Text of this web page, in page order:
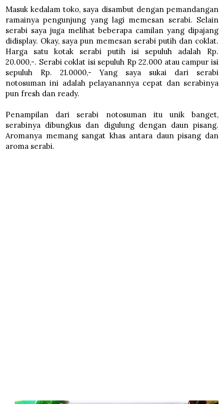
Masuk kedalam toko, saya disambut dengan pemandangan
ramainya pengunjung yang lagi memesan serabi. Selain
serabi saya juga melihat beberapa camilan yang dipajang
didisplay. Okay, saya pun memesan serabi putih dan coklat.
Harga satu kotak serabi putih isi sepuluh adalah Rp.
20.000,-. Serabi coklat isi sepuluh Rp 22.000 atau campur isi
sepuluh Rp. 21.0000,- Yang saya sukai dari serabi
notosuman ini adalah pelayanannya cepat dan serabinya
pun fresh dan ready.
Penampilan dari serabi notosuman itu unik banget,
serabinya dibungkus dan digulung dengan daun pisang.
Aromanya memang sangat khas antara daun pisang dan
aroma serabi.